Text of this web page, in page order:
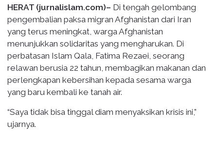
HERAT (jurnalislam.com)– Di tengah gelombang
pengembalian paksa migran Afghanistan dari Iran
yang terus meningkat, warga Afghanistan
menunjukkan solidaritas yang mengharukan. Di
perbatasan Islam Qala, Fatima Rezaei, seorang
relawan berusia 22 tahun, membagikan makanan dan
perlengkapan kebersihan kepada sesama warga
yang baru kembali ke tanah air.
“Saya tidak bisa tinggal diam menyaksikan krisis ini,”
ujarnya.